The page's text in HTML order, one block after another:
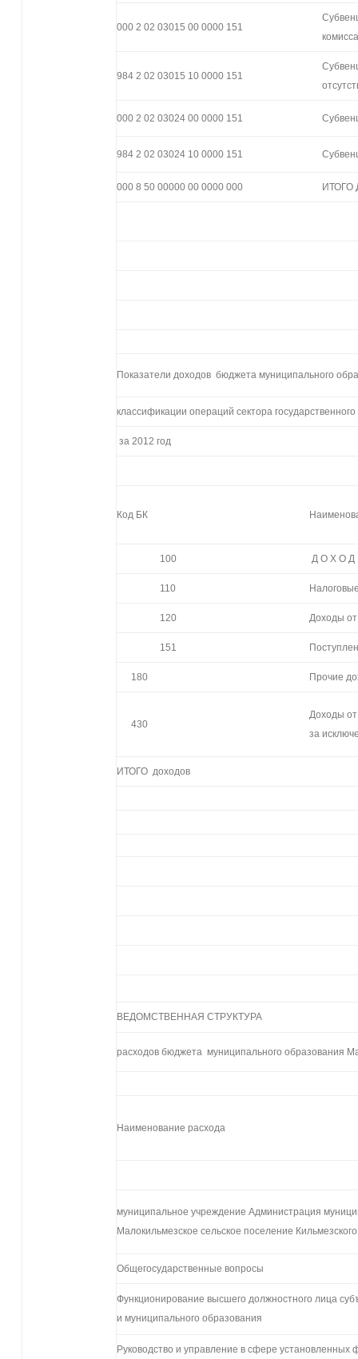
000 2 02 03015 00 0000 151
984 2 02 03015 10 0000 151
000 2 02 03024 00 0000 151
984 2 02 03024 10 0000 151
000 8 50 00000 00 0000 000 ИТОГО
Показатели доходов бюджета муниципального
классификации операций сектора
за 2012 год
Код БК
100 Д О Х О
110
120 Доходы
151
180 Прочие
430
Доходы
за
ИТОГО доходов
ВЕДОМСТВЕННАЯ СТРУКТУРА
расходов бюджета муниципального образования
Наименование расхода
муниципальное учреждение Администрация
Малокильмезское сельское поселение
Общегосударственные вопросы
Функционирование высшего должностного лица
и муниципального образования
Руководство и управление в сфере установленных